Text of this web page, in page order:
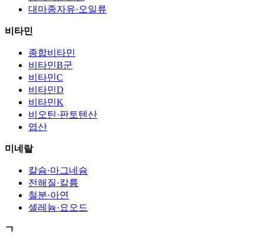
대마종자유·오일류
비타민
종합비타민
비타민B군
비타민C
비타민D
비타민K
비오틴·판토텐산
엽산
미네랄
칼슘·마그네슘
전해질·칼륨
철분·아연
셀레늄·요오드
ㄱ